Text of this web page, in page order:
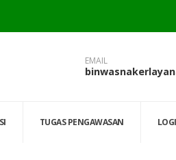
EMAIL
TUGAS PENGAWASAN